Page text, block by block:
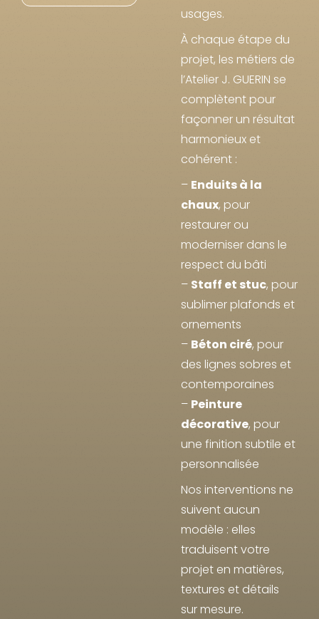
usages.
À chaque étape du
projet, les métiers de
l’Atelier J. GUERIN se
complètent pour
façonner un résultat
harmonieux et
cohérent :
– Enduits à la
chaux, pour
restaurer ou
moderniser dans le
respect du bâti
– Staff et stuc, pour
sublimer plafonds et
ornements
– Béton ciré, pour
des lignes sobres et
contemporaines
– Peinture
décorative, pour
une finition subtile et
personnalisée
Nos interventions ne
suivent aucun
modèle : elles
traduisent votre
projet en matières,
textures et détails
sur mesure.